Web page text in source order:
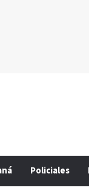
Policiales